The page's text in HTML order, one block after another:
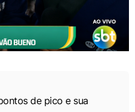
de pico e sua